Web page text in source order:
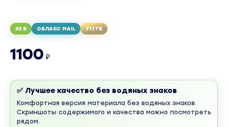
33 Б ОБЛАКО MAIL 71.1 ГБ
1100 ₽
✅ Лучшее качество без водяных знаков
Комфортная версия материала без водяных знаков.
Скриншоты содержимого и качества можно посмотреть
рядом.